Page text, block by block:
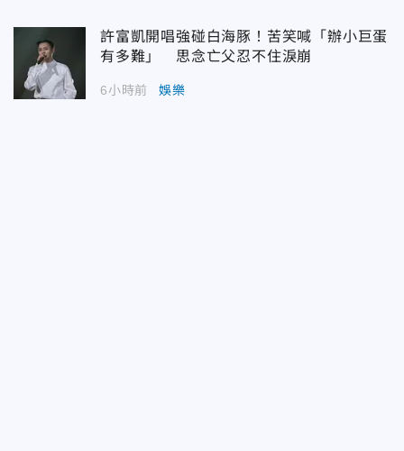
許富凱開唱強碰白海豚！苦笑喊「辦小巨蛋
有多難」 思念亡父忍不住淚崩
6小時前 娛樂